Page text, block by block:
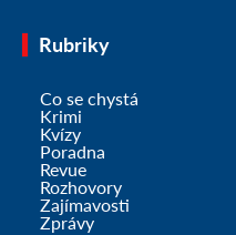
Rubriky
Co se chystá
Krimi
Kvízy
Poradna
Revue
Rozhovory
Zajímavosti
Zprávy